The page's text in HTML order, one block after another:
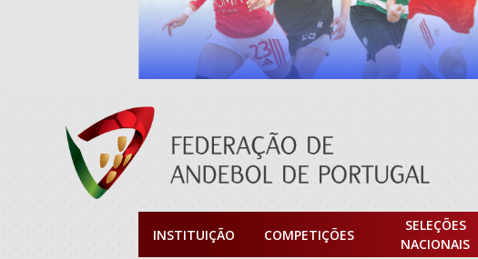
INSTITUIÇÃO COMPETIÇÕES
SELEÇÕES
NACIONAIS